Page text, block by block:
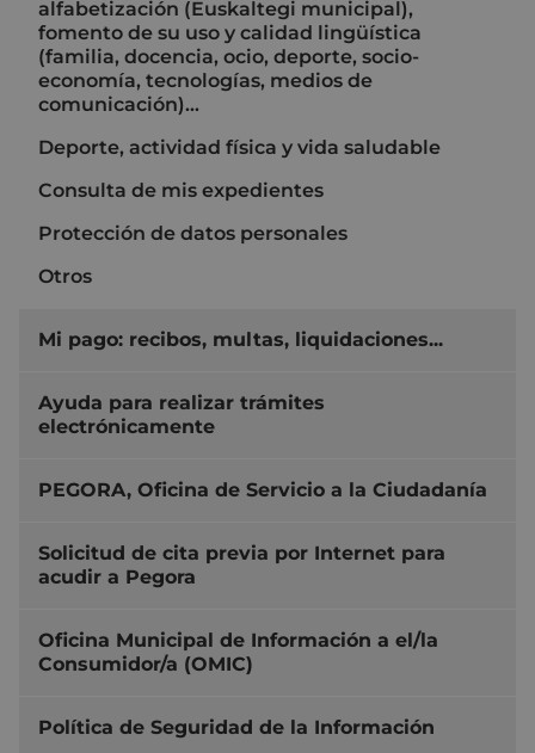
alfabetización (Euskaltegi municipal),
fomento de su uso y calidad lingüística
(familia, docencia, ocio, deporte, socio-
economía, tecnologías, medios de
comunicación)...
Deporte, actividad física y vida saludable
Consulta de mis expedientes
Protección de datos personales
Otros
Mi pago: recibos, multas, liquidaciones...
Ayuda para realizar trámites
electrónicamente
PEGORA, Oficina de Servicio a la Ciudadanía
Solicitud de cita previa por Internet para
acudir a Pegora
Oficina Municipal de Información a el/la
Consumidor/a (OMIC)
Política de Seguridad de la Información